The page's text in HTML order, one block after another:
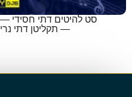
סט להיטים דתי חסידי